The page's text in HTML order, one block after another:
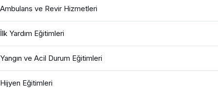
Ambulans ve Revir Hizmetleri
İlk Yardım Eğitimleri
Yangın ve Acil Durum Eğitimleri
Hijyen Eğitimleri